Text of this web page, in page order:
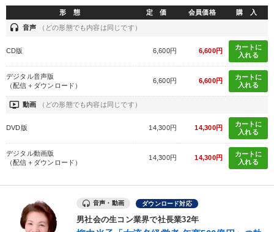
形 態 定 価 会員価格 購 入
headset 音声 （どの形態でも内容は同じです）
CD版 6,600円 6,600円
カートに
入れる
デジタル音声版
（配信＋ダウンロード）
6,600円 6,600円
カートに
入れる
ondemand_video 動画 （どの形態でも内容は同じです）
DVD版 14,300円 14,300円
カートに
入れる
デジタル動画版
（配信＋ダウンロード）
14,300円 14,300円
カートに
入れる
音声・動画 ダウンロード対応
男社会の生コン業界で社長業32年